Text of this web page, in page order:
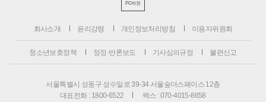
PC버전
회사소개 윤리강령 개인정보처리방침 이용자위원회
청소년보호정책 정정·반론보도 기사심의규정 불편신고
서울특별시 성동구 성수일로 39-34 서울숲더스페이스 12층
대표전화 : 1800-6522
팩스 : 070-4015-8658